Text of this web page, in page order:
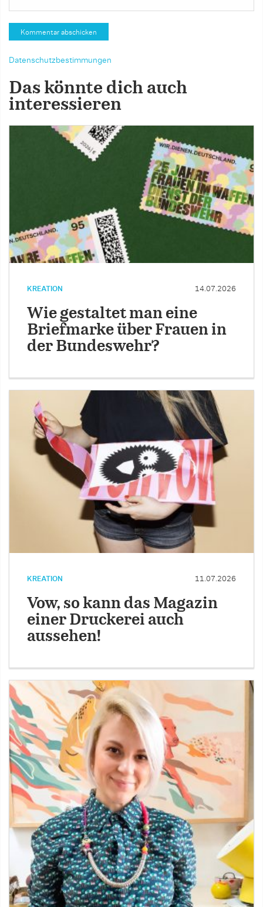
Datenschutzbestimmungen
Das könnte dich auch
interessieren
KREATION 14.07.2026
Wie gestaltet man eine
Briefmarke über Frauen in
der Bundeswehr?
KREATION 11.07.2026
Vow, so kann das Magazin
einer Druckerei auch
aussehen!